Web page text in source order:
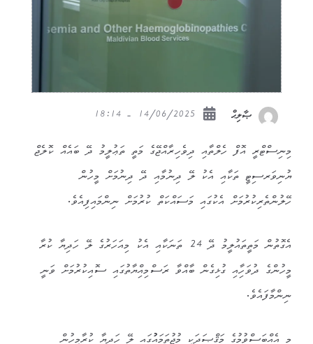
ޞާލިޙް
މިނިސްޓްރީ އޮފް ހެލްތާއި ދިވެހިރާއްޖޭގެ މަތީ ތަޢުލީމު ދޭ ބައެއް ކޮލެޖް
ޔުނިވަރސިޓީ ތަކާއި އެކު ލޭ ދިނުމާއި ދޭ ދިނުމަށް މީހުން
ހޭލުންތެރިކުރުމަށް އެކުގައި މަސައްކަތް ކުރުމަށް ނިންމައިފިއެވެ.
އެގޮތުން މަތީތައުލީމު ދޭ 24 ތަނަކާއި އެކު މިއަހަރުގެ ލޭ ހަދިޔާ ކުރާ
މީހުންގެ ދުވަހާިއި ގުޅިގެން ބާއްވާ ރަސްމިއިްޔާތުގައި ސޮއިކުރުމަށް ވަނީ
ނިންމާފައެވެ.